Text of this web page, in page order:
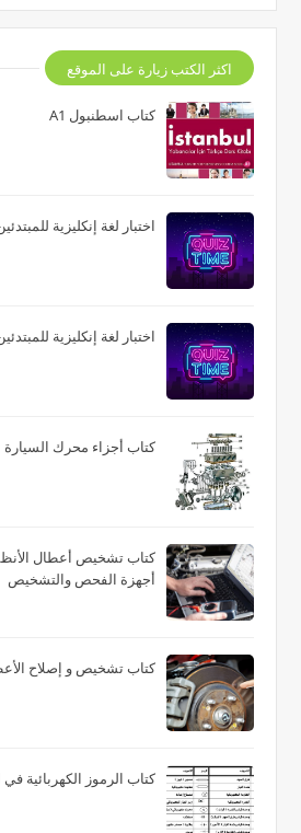
اكثر الكتب زيارة على الموقع
كتاب اسطنبول A1
اختبار لغة إنكليزية
اختبار لغة إنكليزية
كتاب أجزاء محرك السيارة
كتاب تشخيص أعطال
أجهزة الفحص والتشخيص
كتاب تشخيص و إصلاح
كتاب الرموز الكهربائية